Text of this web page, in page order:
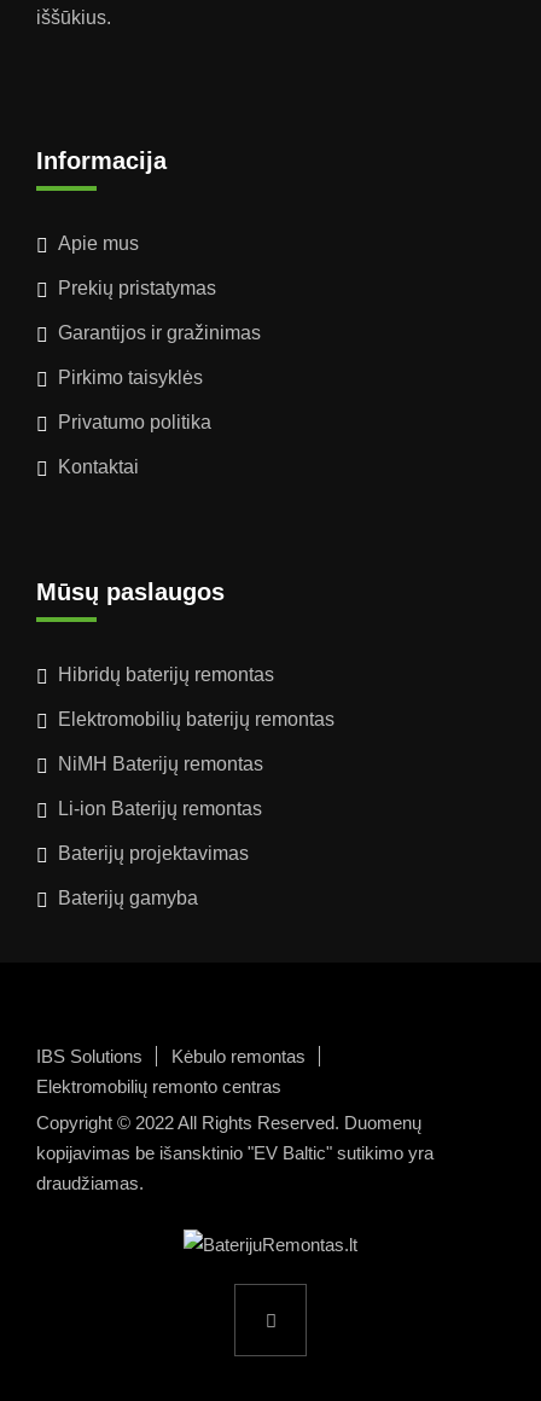
iššūkius.
Informacija
Apie mus
Prekių pristatymas
Garantijos ir gražinimas
Pirkimo taisyklės
Privatumo politika
Kontaktai
Mūsų paslaugos
Hibridų baterijų remontas
Elektromobilių baterijų remontas
NiMH Baterijų remontas
Li-ion Baterijų remontas
Baterijų projektavimas
Baterijų gamyba
IBS Solutions
Kėbulo remontas
Elektromobilių remonto centras
Copyright © 2022 All Rights Reserved. Duomenų
kopijavimas be išansktinio "EV Baltic" sutikimo yra
draudžiamas.